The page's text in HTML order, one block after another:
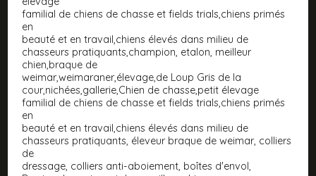
familial de chiens de chasse et fields trials,chiens primés
en
beauté et en travail,chiens élevés dans milieu de
chasseurs pratiquants,champion, etalon, meilleur
chien,braque de
weimar,weimaraner,élevage,de Loup Gris de la
cour,nichées,gallerie,Chien de chasse,petit élevage
familial de chiens de chasse et fields trials,chiens primés
en
beauté et en travail,chiens élevés dans milieu de
chasseurs pratiquants, éleveur braque de weimar, colliers
de
dressage, colliers anti-aboiement, boîtes d'envol,